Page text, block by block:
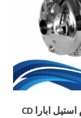
الکتروپمپ تمام استیل ابارا CD